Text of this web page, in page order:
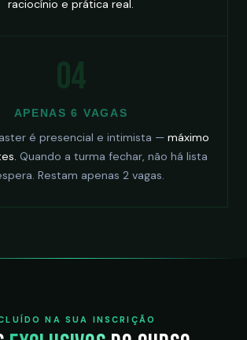
raciocínio e prática real.
04
APENAS 6 VAGAS
é presencial e intimista — máximo
Quando a turma fechar, não há lista
Restam apenas 2 vagas.
NA SUA INSCRIÇÃO